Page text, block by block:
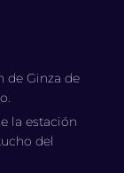
de Ginza de
la estación
del